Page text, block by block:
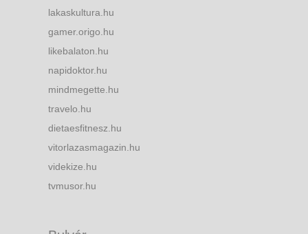
lakaskultura.hu
gamer.origo.hu
likebalaton.hu
napidoktor.hu
mindmegette.hu
travelo.hu
dietaesfitnesz.hu
vitorlazasmagazin.hu
videkize.hu
tvmusor.hu